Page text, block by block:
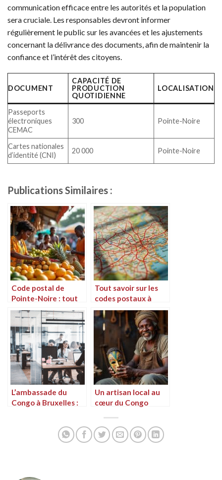
communication efficace entre les autorités et la population
sera cruciale. Les responsables devront informer
régulièrement le public sur les avancées et les ajustements
concernant la délivrance des documents, afin de maintenir la
confiance et l’intérêt des citoyens.
DOCUMENT
CAPACITÉ DE
PRODUCTION
QUOTIDIENNE
LOCALISATION
Passeports
électroniques
CEMAC
300 Pointe-Noire
Cartes nationales
d’identité (CNI)
20 000 Pointe-Noire
Publications Similaires :
Code postal de
Pointe-Noire : tout
ce qu’il faut savoir
Tout savoir sur les
codes postaux à
Kinshasa, Congo
L’ambassade du
Congo à Bruxelles :
Un artisan local au
cœur du Congo